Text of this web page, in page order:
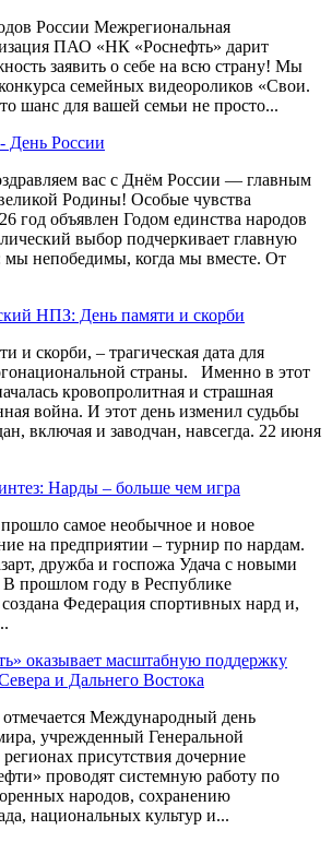
России Межрегиональная
ПАО «НК «Роснефть» дарит
заявить о себе на всю страну! Мы
семейных видеороликов «Свои.
шанс для вашей семьи не просто...
День России
вас с Днём России — главным
Родины! Особые чувства
год объявлен Годом единства народов
выбор подчеркивает главную
мы непобедимы, когда мы вместе. От
НПЗ: День памяти и скорби
и скорби, – трагическая дата для
страны. Именно в этот
кровопролитная и страшная
война. И этот день изменил судьбы
включая и заводчан, навсегда. 22 июня
Нарды – больше чем игра
самое необычное и новое
на предприятии – турнир по нардам.
дружба и госпожа Удача с новыми
В прошлом году в Республике
Федерация спортивных нард и,
оказывает масштабную поддержку
и Дальнего Востока
отмечается Международный день
учрежденный Генеральной
присутствия дочерние
проводят системную работу по
народов, сохранению
национальных культур и...